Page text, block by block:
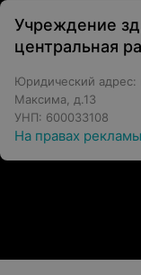
Учреждение
центральная
Юридический адрес:
Максима, д.13
УНП: 600033108
На правах рекламы